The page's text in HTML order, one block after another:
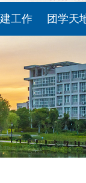
工作 团学天